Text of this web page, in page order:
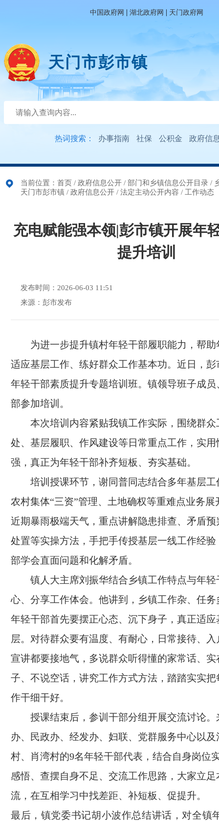
中国政府网 | 湖北政府网 | 天门政府网
天门市彭市镇
热词搜索： 办事指南 社保 公积金 政府信
当前位置： 首页 / 政府信息公开 / 部门和乡镇信息公开目录 /
天门市彭市镇 / 政府信息公开 / 法定主动公开内容 / 工作动态
充电赋能强本领|彭市镇开展年
提升培训
发布时间：2026-06-03 11:51
来源：彭市发布
为进一步提升镇村年轻干部履职能力，帮
适应基层工作、练好群众工作基本功。近日，
年轻干部素质提升专题培训班。镇领导班子成
部参加培训。
本次培训内容紧贴我镇工作实际，围绕群
处、基层履职、作风建设等日常重点工作，实用
强，真正为年轻干部补齐短板、夯实基础。
培训授课环节，谢同普同志结合多年基层
农村集体“三资”管理、土地确权等重难点业务展
近期暴雨极端天气，重点讲解隐患排查、矛盾
处置等实操方法，手把手传授基层一线工作经
部学会直面问题和化解矛盾。
镇人大主席刘振华结合乡镇工作特点与年轻
心、分享工作体会。他讲到，乡镇工作杂、任
年轻干部首先要摆正心态、沉下身子，真正适
层。对待群众要有温度、有耐心，日常接待、
宣讲都要接地气，多说群众听得懂的家常话、
子、不说空话，讲究工作方式方法，踏踏实实
作干细干好。
授课结束后，参训干部分组开展交流讨论。
办、民政办、经发办、妇联、党群服务中心以
村、肖湾村的9名年轻干部代表，结合自身岗位
感悟、查摆自身不足、交流工作思路，大家立
流，在互相学习中找差距、补短板、促提升。
最后，镇党委书记胡小波作总结讲话，对全镇